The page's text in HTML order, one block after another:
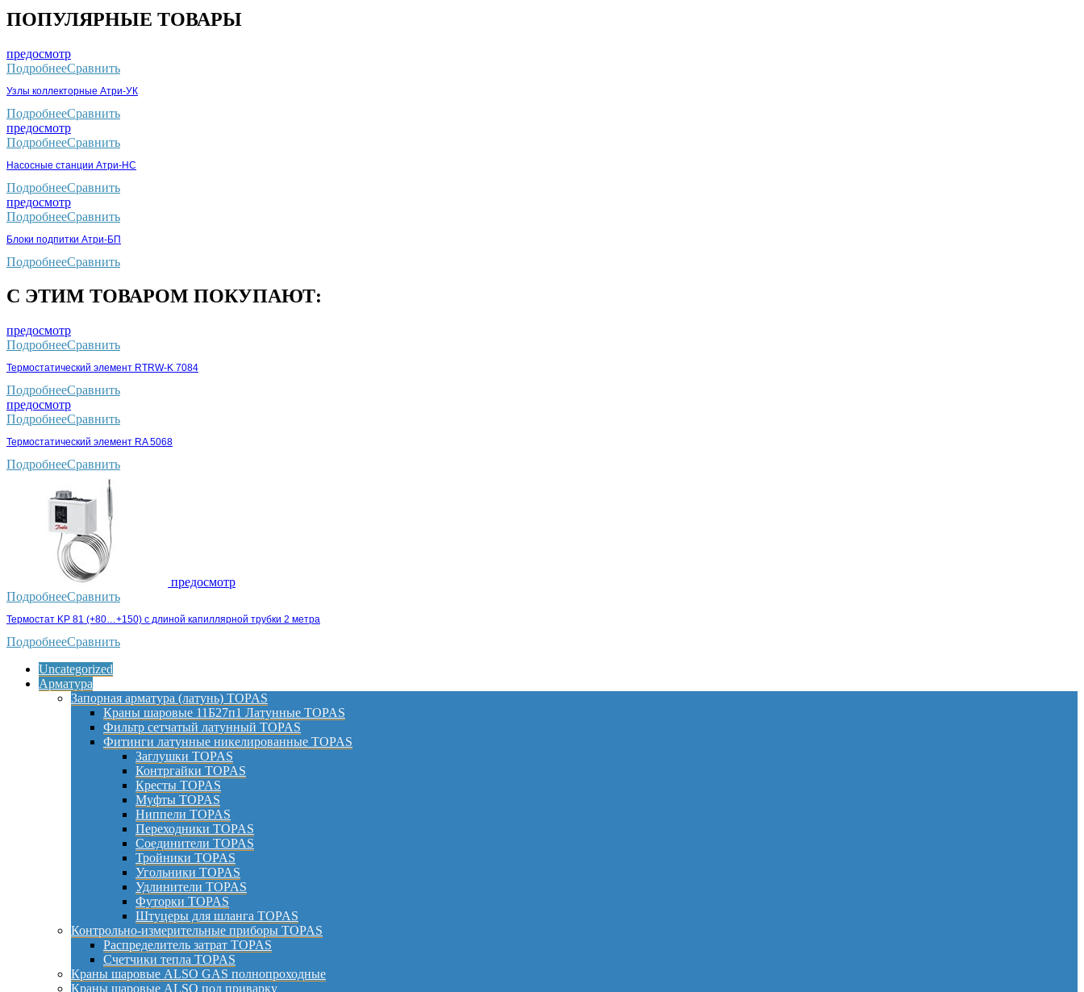
ПОПУЛЯРНЫЕ ТОВАРЫ
предосмотр
ПодробнееСравнить
Узлы коллекторные Атри-УК
ПодробнееСравнить
предосмотр
ПодробнееСравнить
Насосные станции Атри-НС
ПодробнееСравнить
предосмотр
ПодробнееСравнить
Блоки подпитки Атри-БП
ПодробнееСравнить
С ЭТИМ ТОВАРОМ ПОКУПАЮТ:
предосмотр
ПодробнееСравнить
Термостатический элемент RTRW-K 7084
ПодробнееСравнить
предосмотр
ПодробнееСравнить
Термостатический элемент RA 5068
ПодробнееСравнить
предосмотр
ПодробнееСравнить
Термостат KP 81 (+80…+150) с длиной капиллярной трубки 2 метра
ПодробнееСравнить
Uncategorized
Арматура
Запорная арматура (латунь) TOPAS
Краны шаровые 11Б27п1 Латунные TOPAS
Фильтр сетчатый латунный TOPAS
Фитинги латунные никелированные TOPAS
Заглушки TOPAS
Контргайки TOPAS
Кресты TOPAS
Муфты TOPAS
Ниппели TOPAS
Переходники TOPAS
Соединители TOPAS
Тройники TOPAS
Угольники TOPAS
Удлинители TOPAS
Футорки TOPAS
Штуцеры для шланга TOPAS
Контрольно-измерительные приборы TOPAS
Распределитель затрат TOPAS
Счетчики тепла TOPAS
Краны шаровые ALSO GAS полнопроходные
Краны шаровые ALSO под приварку